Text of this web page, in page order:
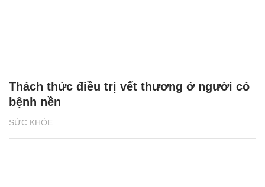
SỨC KHỎE
Thách thức điều trị vết thương ở người có
bệnh nền